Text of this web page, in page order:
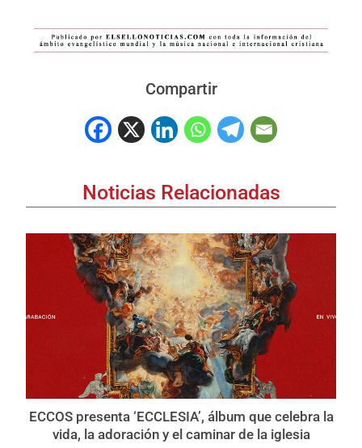
Compartir
Noticias Relacionadas
ECCOS presenta ‘ECCLESIA’, álbum que celebra la
vida, la adoración y el caminar de la iglesia